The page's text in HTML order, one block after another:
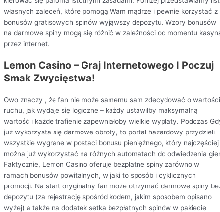
własnych zaleceń, które pomogą Wam mądrze i pewnie korzystać z
bonusów gratisowych spinów wyjąwszy depozytu. Wzory bonusów
na darmowe spiny mogą się różnić w zależności od momentu
przez internet.
Lemon Casino – Graj Internetowego I Poczuj
Smak Zwycięstwa!
Owo znaczy , że fan nie może samemu sam zdecydować o wartości
ruchu, jak wydaje się logiczne – każdy ustawiłby maksymalną
wartość i każde trafienie zapewniałoby wielkie wypłaty. Podczas
już wykorzysta się darmowe obroty, to portal hazardowy przydzieli
wszystkie wygrane w postaci bonusu pieniężnego, który najczęściej
można już wykorzystać na różnych automatach do odwiedzenia
Faktycznie, Lemon Casino oferuje bezpłatne spiny zarówno w
ramach bonusów powitalnych, w jaki to sposób i cyklicznych
promocji. Na start oryginalny fan może otrzymać darmowe spiny
depozytu (za rejestrację spośród kodem, jakim sposobem opisano
wyżej) a także na dodatek setka bezpłatnych spinów w pakiecie